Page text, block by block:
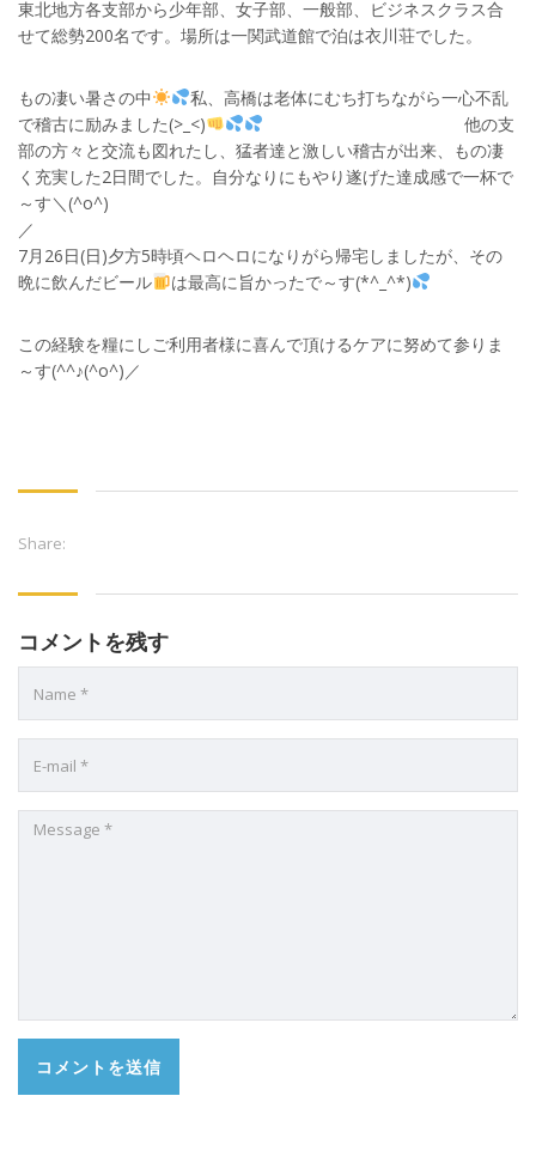
東北地方各支部から少年部、女子部、一般部、ビジネスクラス合
せて総勢200名です。場所は一関武道館で泊は衣川荘でした。
もの凄い暑さの中
私、高橋は老体にむち打ちながら一心不乱
で稽古に励みました(>_<)
他の支
部の方々と交流も図れたし、猛者達と激しい稽古が出来、もの凄
く充実した2日間でした。自分なりにもやり遂げた達成感で一杯で
～す＼(^o^)
7月26日(日)夕方5時頃ヘロヘロになりがら帰宅しましたが、その
晩に飲んだビール
は最高に旨かったで～す(*^_^*)
この経験を糧にしご利用者様に喜んで頂けるケアに努めて参りま
～す(^^♪(^o^)／
Share:
コメントを残す